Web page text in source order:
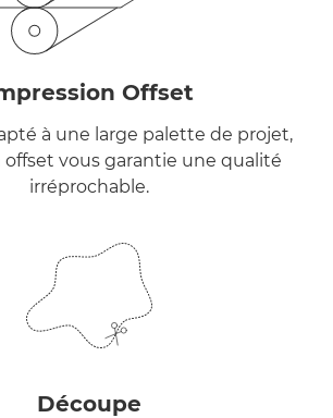
Offset
à une large palette de projet,
offset vous garantie une qualité
irréprochable.
Découpe